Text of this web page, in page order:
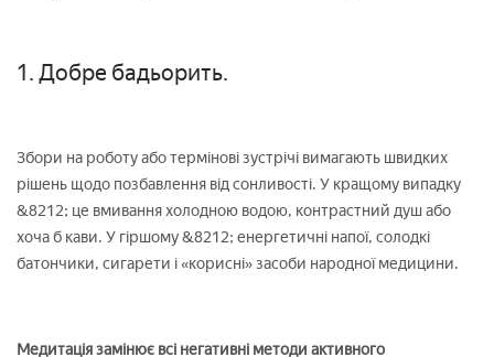
1. Добре бадьорить.
Збори на роботу або термінові зустрічі вимагають швидких
рішень щодо позбавлення від сонливості. У кращому випадку
&8212; це вмивання холодною водою, контрастний душ або
хоча б кави. У гіршому &8212; енергетичні напої, солодкі
батончики, сигарети і «корисні» засоби народної медицини.
Медитація замінює всі негативні методи активного